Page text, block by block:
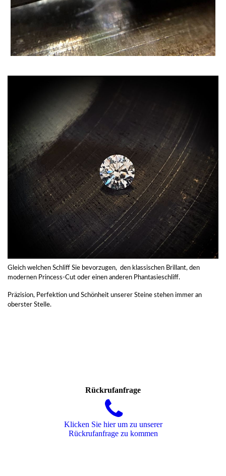
Gleich welchen Schliff Sie bevorzugen, den klassischen Brillant, den
modernen Princess-Cut oder einen anderen Phantasieschliff.
Präzision, Perfektion und Schönheit unserer Steine stehen immer an
oberster Stelle.
Rückrufanfrage
Klicken Sie hier um zu unserer
Rückrufanfrage zu kommen